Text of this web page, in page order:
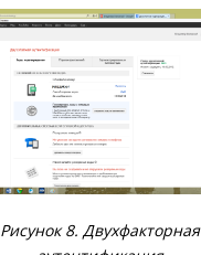
Рисунок 8. Двухфакторная